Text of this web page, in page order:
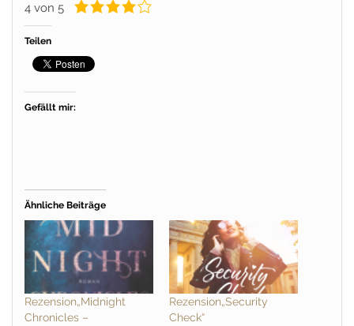
4 von 5
Teilen
Gefällt mir:
Ähnliche Beiträge
Rezension„Midnight
Chronicles –
Rezension„Security
Check“